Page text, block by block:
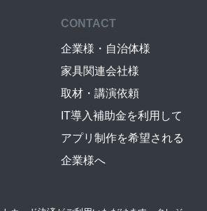
CONTACT
企業様・自治体様
家具関連会社様
取材・講演依頼
IT導入補助金を利用して
アプリ制作を希望される
企業様へ